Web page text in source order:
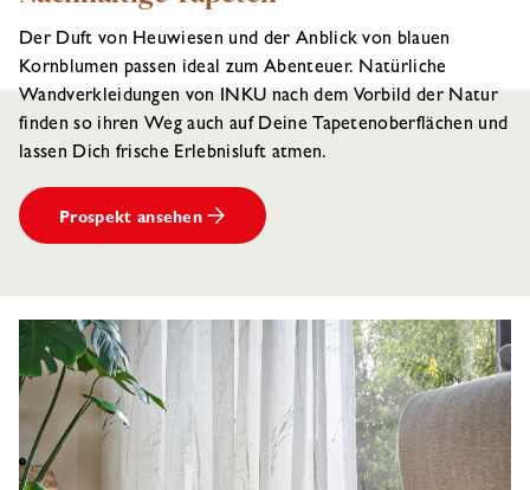
Der Duft von Heuwiesen und der Anblick von blauen
Kornblumen passen ideal zum Abenteuer. Natürliche
Wandverkleidungen von INKU nach dem Vorbild der Natur
finden so ihren Weg auch auf Deine Tapetenoberflächen und
lassen Dich frische Erlebnisluft atmen.
Prospekt ansehen